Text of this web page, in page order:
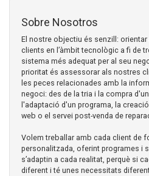
Sobre Nosotros
El nostre objectiu és senzill:
clients en l’àmbit tecnològic a fi de
sistema més adequat per al seu
prioritat és assessorar als nostres
les peces relacionades amb la
negoci: des de la tria i la compra
l'adaptació d'un programa, la
web o el servei post-venda de
Volem treballar amb cada client de
personalitzada, oferint programes i
s’adaptin a cada realitat, perquè si
diferent i té unes necessitats